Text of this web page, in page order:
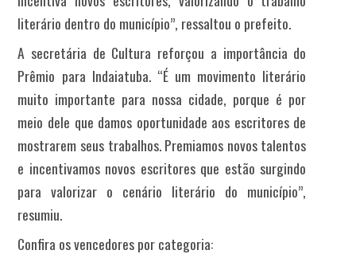
literário dentro do município”, ressaltou o prefeito.
A secretária de Cultura reforçou a importância do
Prêmio para Indaiatuba. “É um movimento literário
muito importante para nossa cidade, porque é por
meio dele que damos oportunidade aos escritores de
mostrarem seus trabalhos. Premiamos novos talentos
e incentivamos novos escritores que estão surgindo
para valorizar o cenário literário do município”,
resumiu.
Confira os vencedores por categoria: